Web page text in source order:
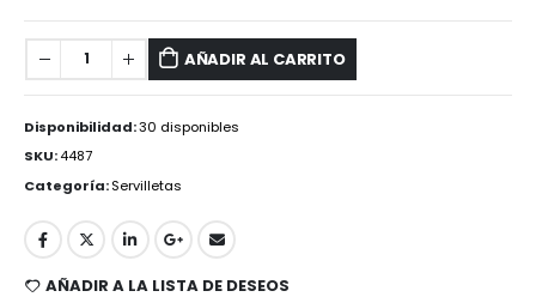
AÑADIR AL CARRITO
Disponibilidad:30 disponibles
SKU:4487
Categoría:Servilletas
AÑADIR A LA LISTA DE DESEOS